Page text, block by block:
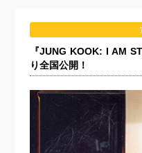
『JUNG KOOK: I AM
り全国公開！